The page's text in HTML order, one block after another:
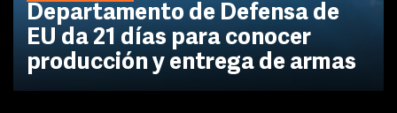
Departamento de Defensa de
EU da 21 días para conocer
producción y entrega de armas